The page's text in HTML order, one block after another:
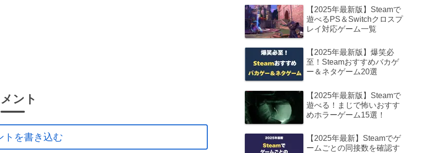
ント
トを書き込む
【2025年最新版】Steamで
遊べるPS＆Switchクロスプ
レイ対応ゲーム一覧
【2025年最新版】爆笑必
至！Steamおすすめバカゲ
ー＆ネタゲーム20選
【2025年最新版】Steamで
遊べる！まじで怖いおすす
めホラーゲーム15選！
【2025年最新】Steamでゲ
ームごとの同接数を確認す